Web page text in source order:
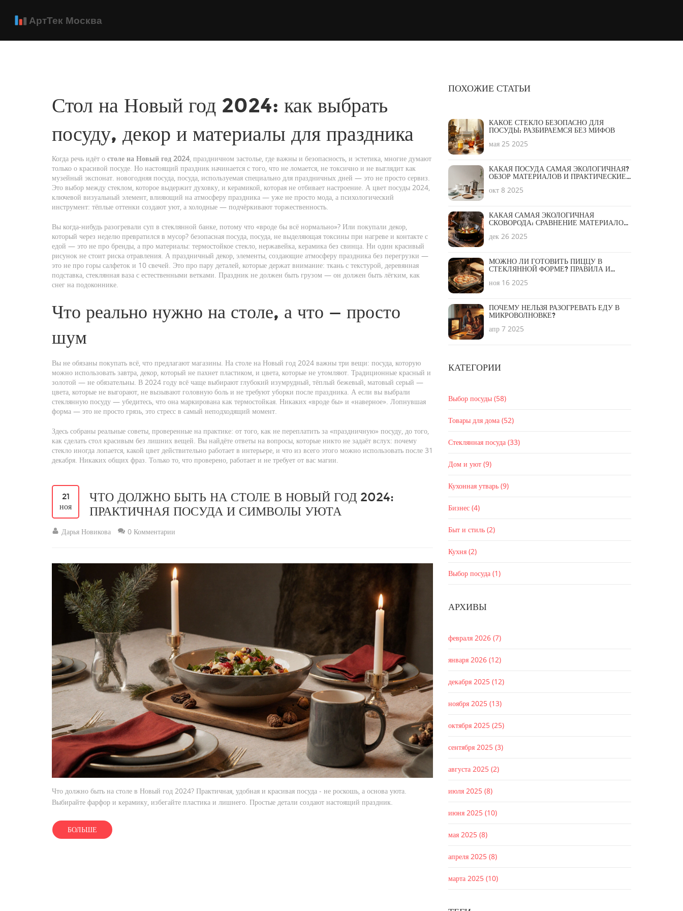
Стол на Новый год 2024: как выбрать
посуду, декор и материалы для праздника
Когда речь идёт о столе на Новый год 2024, праздничном застолье, где важны и безопасность, и эстетика, многие думают
только о красивой посуде. Но настоящий праздник начинается с того, что не ломается, не токсично и не выглядит как
музейный экспонат. новогодняя посуда, посуда, используемая специально для праздничных дней — это не просто сервиз.
Это выбор между стеклом, которое выдержит духовку, и керамикой, которая не отбивает настроение. А цвет посуды 2024,
ключевой визуальный элемент, влияющий на атмосферу праздника — уже не просто мода, а психологический
инструмент: тёплые оттенки создают уют, а холодные — подчёркивают торжественность.
Вы когда-нибудь разогревали суп в стеклянной банке, потому что «вроде бы всё нормально»? Или покупали декор,
который через неделю превратился в мусор? безопасная посуда, посуда, не выделяющая токсины при нагреве и контакте с
едой — это не про бренды, а про материалы: термостойкое стекло, нержавейка, керамика без свинца. Ни один красивый
рисунок не стоит риска отравления. А праздничный декор, элементы, создающие атмосферу праздника без перегрузки —
это не про горы салфеток и 10 свечей. Это про пару деталей, которые держат внимание: ткань с текстурой, деревянная
подставка, стеклянная ваза с естественными ветками. Праздник не должен быть грузом — он должен быть лёгким, как
снег на подоконнике.
Что реально нужно на столе, а что — просто
шум
Вы не обязаны покупать всё, что предлагают магазины. На столе на Новый год 2024 важны три вещи: посуда, которую
можно использовать завтра, декор, который не пахнет пластиком, и цвета, которые не утомляют. Традиционные красный и
золотой — не обязательны. В 2024 году всё чаще выбирают глубокий изумрудный, тёплый бежевый, матовый серый —
цвета, которые не выгорают, не вызывают головную боль и не требуют уборки после праздника. А если вы выбрали
стеклянную посуду — убедитесь, что она маркирована как термостойкая. Никаких «вроде бы» и «наверное». Лопнувшая
форма — это не просто грязь, это стресс в самый неподходящий момент.
Здесь собраны реальные советы, проверенные на практике: от того, как не переплатить за «праздничную» посуду, до того,
как сделать стол красивым без лишних вещей. Вы найдёте ответы на вопросы, которые никто не задаёт вслух: почему
стекло иногда лопается, какой цвет действительно работает в интерьере, и что из всего этого можно использовать после 31
декабря. Никаких общих фраз. Только то, что проверено, работает и не требует от вас магии.
21
ноя
ЧТО ДОЛЖНО БЫТЬ НА СТОЛЕ В НОВЫЙ ГОД 2024:
ПРАКТИЧНАЯ ПОСУДА И СИМВОЛЫ УЮТА
Дарья Новикова 0 Комментарии
Что должно быть на столе в Новый год 2024? Практичная, удобная и красивая посуда - не роскошь, а основа уюта.
Выбирайте фарфор и керамику, избегайте пластика и лишнего. Простые детали создают настоящий праздник.
БОЛЬШЕ
ПОХОЖИЕ СТАТЬИ
КАКОЕ СТЕКЛО БЕЗОПАСНО ДЛЯ
ПОСУДЫ: РАЗБИРАЕМСЯ БЕЗ МИФОВ
мая 25 2025
КАКАЯ ПОСУДА САМАЯ ЭКОЛОГИЧНАЯ?
ОБЗОР МАТЕРИАЛОВ И ПРАКТИЧЕСКИЕ
окт 8 2025
КАКАЯ САМАЯ ЭКОЛОГИЧНАЯ
СКОВОРОДА: СРАВНЕНИЕ МАТЕРИАЛОВ
дек 26 2025
МОЖНО ЛИ ГОТОВИТЬ ПИЦЦУ В
СТЕКЛЯННОЙ ФОРМЕ? ПРАВИЛА И
ноя 16 2025
ПОЧЕМУ НЕЛЬЗЯ РАЗОГРЕВАТЬ ЕДУ В
МИКРОВОЛНОВКЕ?
апр 7 2025
КАТЕГОРИИ
Выбор посуды (58)
Товары для дома (52)
Стеклянная посуда (33)
Дом и уют (9)
Кухонная утварь (9)
Бизнес (4)
Быт и стиль (2)
Кухня (2)
Выбор посуда (1)
АРХИВЫ
февраля 2026 (7)
января 2026 (12)
декабря 2025 (12)
ноября 2025 (13)
октября 2025 (25)
сентября 2025 (3)
августа 2025 (2)
июля 2025 (8)
июня 2025 (10)
мая 2025 (8)
апреля 2025 (8)
марта 2025 (10)